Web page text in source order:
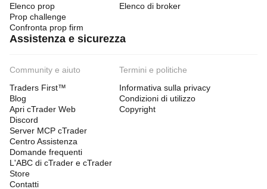
Elenco prop
Prop challenge
Confronta prop firm
Elenco di broker
Assistenza e sicurezza
Community e aiuto
Traders First™
Blog
Apri cTrader Web
Discord
Server MCP cTrader
Centro Assistenza
Domande frequenti
L'ABC di cTrader e cTrader
Store
Contatti
Termini e politiche
Informativa sulla privacy
Condizioni di utilizzo
Copyright